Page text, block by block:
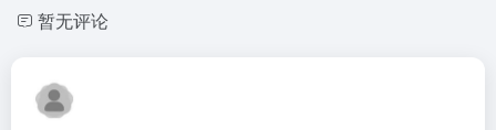
暂无评论